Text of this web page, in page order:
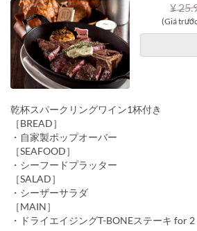
¥
(Giá
乾杯スパークリングワイン1杯付き
［BREAD］
・自家製ポップオーバー
［SEAFOOD］
・シーフードプラッター
［SALAD］
・シーザーサラダ
［MAIN］
・ドライエイジングT-BONEステーキ for 2